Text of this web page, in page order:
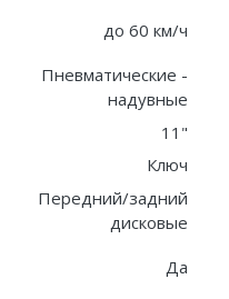
до 60 км/ч
Пневматические -
надувные
11"
Ключ
Передний/задний
дисковые
Да